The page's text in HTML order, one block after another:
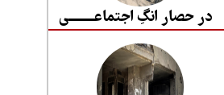
در حصار انگِ اجتماعــــــــی